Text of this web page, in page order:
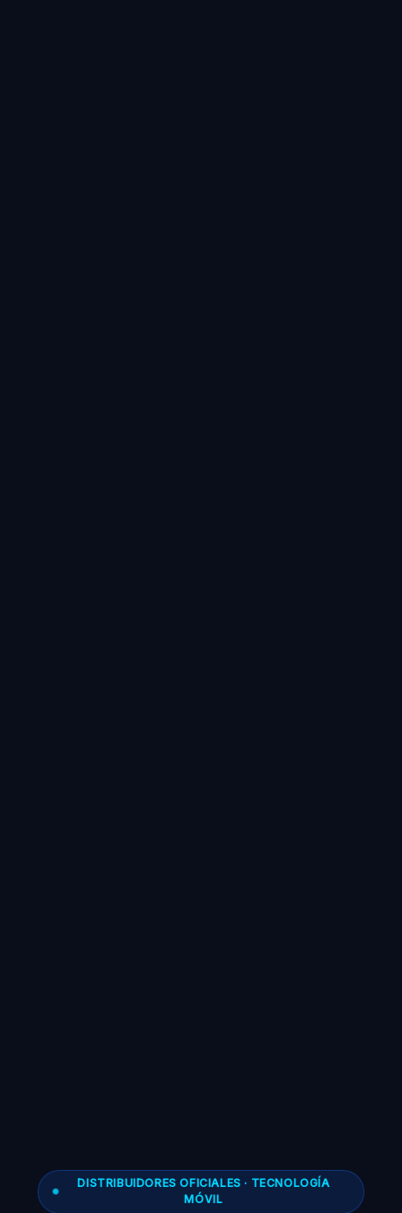
DISTRIBUIDORES OFICIALES · TECNOLOGÍA
MÓVIL